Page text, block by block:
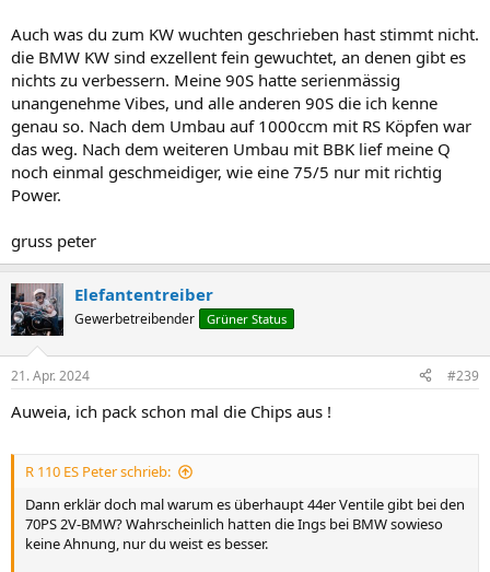
Auch was du zum KW wuchten geschrieben hast stimmt nicht.
die BMW KW sind exzellent fein gewuchtet, an denen gibt es
nichts zu verbessern. Meine 90S hatte serienmässig
unangenehme Vibes, und alle anderen 90S die ich kenne
genau so. Nach dem Umbau auf 1000ccm mit RS Köpfen war
das weg. Nach dem weiteren Umbau mit BBK lief meine Q
noch einmal geschmeidiger, wie eine 75/5 nur mit richtig
Power.
gruss peter
Elefantentreiber
Gewerbetreibender Grüner Status
21. Apr. 2024 #239
Auweia, ich pack schon mal die Chips aus !
R 110 ES Peter schrieb:
Dann erklär doch mal warum es überhaupt 44er Ventile gibt bei den
70PS 2V-BMW? Wahrscheinlich hatten die Ings bei BMW sowieso
keine Ahnung, nur du weist es besser.